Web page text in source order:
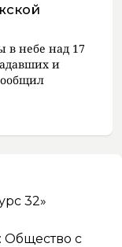
в небе над 17
и
32»
Общество с